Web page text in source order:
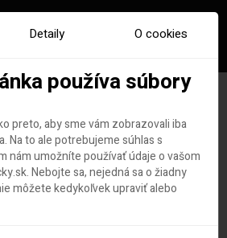
nakuru
Detaily O cookies
používa súbory
preto, aby sme vám zobrazovali iba
Na to ale potrebujeme súhlas s
nám umožníte používať údaje o vašom
Nebojte sa, nejedná sa o žiadny
môžete kedykoľvek upraviť alebo